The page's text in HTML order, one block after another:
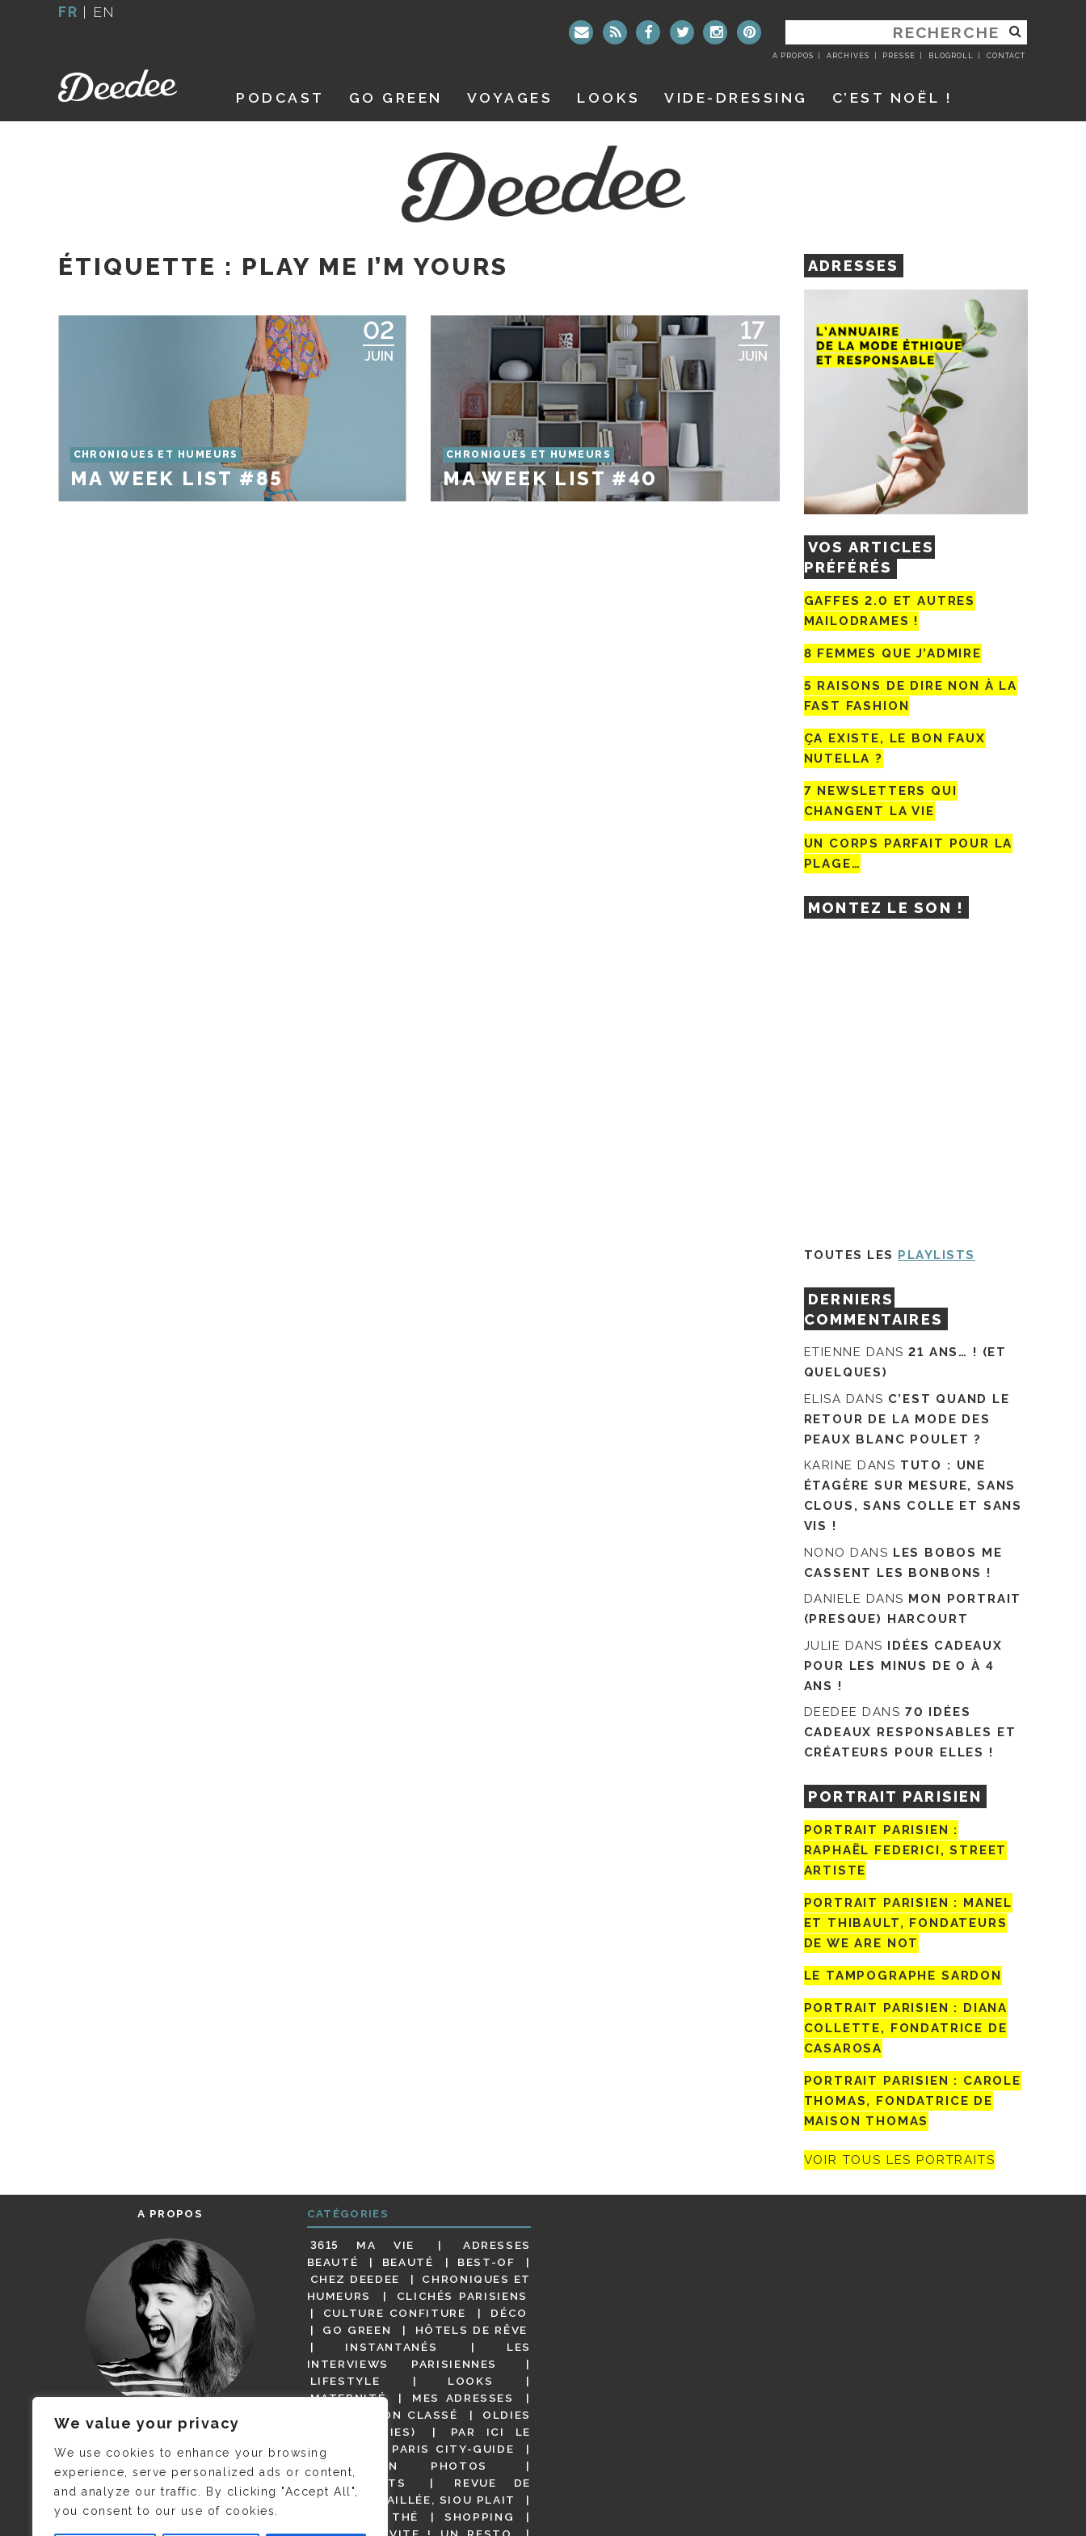
We value your privacy
We use cookies to enhance your browsing
experience, serve personalized ads or content,
and analyze our traffic. By clicking "Accept All",
you consent to our use of cookies.
FR | EN
RECHERCHER
:
A PROPOS ARCHIVES PRESSE BLOGROLL CONTACT
PODCAST GO GREEN VOYAGES LOOKS VIDE-DRESSING C’EST NOËL !
ÉTIQUETTE : PLAY ME I’M YOURS
02
JUIN
CHRONIQUES ET HUMEURS
MA WEEK LIST #85
17
JUIN
CHRONIQUES ET HUMEURS
MA WEEK LIST #40
ADRESSES
VOS ARTICLES
PRÉFÉRÉS
GAFFES 2.0 ET AUTRES
MAILODRAMES !
8 FEMMES QUE J’ADMIRE
5 RAISONS DE DIRE NON À LA
FAST FASHION
ÇA EXISTE, LE BON FAUX
NUTELLA ?
7 NEWSLETTERS QUI
CHANGENT LA VIE
UN CORPS PARFAIT POUR LA
PLAGE…
MONTEZ LE SON !
TOUTES LES PLAYLISTS
DERNIERS
COMMENTAIRES
ETIENNE DANS21 ANS… ! (ET
QUELQUES)
ELISA DANS C’EST QUAND LE
RETOUR DE LA MODE DES
PEAUX BLANC POULET ?
KARINE DANS TUTO : UNE
ÉTAGÈRE SUR MESURE, SANS
CLOUS, SANS COLLE ET SANS
VIS !
NONO DANS LES BOBOS ME
CASSENT LES BONBONS !
DANIELE DANS MON PORTRAIT
(PRESQUE) HARCOURT
JULIE DANS IDÉES CADEAUX
POUR LES MINUS DE 0 À 4
ANS !
DEEDEE DANS 70 IDÉES
CADEAUX RESPONSABLES ET
CRÉATEURS POUR ELLES !
PORTRAIT PARISIEN
PORTRAIT PARISIEN :
RAPHAËL FEDERICI, STREET
ARTISTE
PORTRAIT PARISIEN : MANEL
ET THIBAULT, FONDATEURS
DE WE ARE NOT
LE TAMPOGRAPHE SARDON
PORTRAIT PARISIEN : DIANA
COLLETTE, FONDATRICE DE
CASAROSA
PORTRAIT PARISIEN : CAROLE
THOMAS, FONDATRICE DE
MAISON THOMAS
VOIR TOUS LES PORTRAITS
A PROPOS
JE M’APPELLE DELPHINE MAIS
C’EST ©CAMILLE COLLIN QUI A
PRIS CETTE PHOTO !
CATÉGORIES
3615 MA VIE
ADRESSES
BEAUTÉ
BEAUTÉ
BEST-OF
CHEZ DEEDEE
CHRONIQUES ET
HUMEURS
CLICHÉS PARISIENS
CULTURE CONFITURE
DÉCO
GO GREEN
HÔTELS DE RÊVE
INSTANTANÉS
LES
INTERVIEWS PARISIENNES
LIFESTYLE
LOOKS
MATERNITÉ
MES ADRESSES
NON CLASSÉ
OLDIES
(BUT GOODIES)
PAR ICI LE
MAGOT !
PARIS CITY-GUIDE
PARIS EN PHOTOS
RESTAURANTS
REVUE DE
PRESSE DÉTAILLÉE, SIOU PLAIT
SALONS DE THÉ
SHOPPING
VIDÉOS
VITE ! UN RESTO